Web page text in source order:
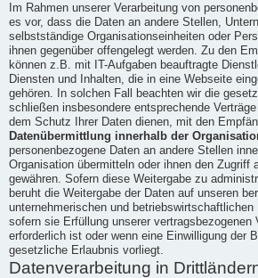
Im Rahmen unserer Verarbeitung von
es vor, dass die Daten an andere Stellen,
selbstständige Organisationseinheiten oder
ihnen gegenüber offengelegt werden. Zu den
können z.B. mit IT-Aufgaben beauftragte
Diensten und Inhalten, die in eine Webseite
gehören. In solchen Fall beachten wir die
schließen insbesondere entsprechende
dem Schutz Ihrer Daten dienen, mit den
Datenübermittlung innerhalb der
personenbezogene Daten an andere Stellen
Organisation übermitteln oder ihnen den Zugriff
gewähren. Sofern diese Weitergabe zu
beruht die Weitergabe der Daten auf unseren
unternehmerischen und betriebswirtschaftlichen
sofern sie Erfüllung unserer vertragsbezogenen
erforderlich ist oder wenn eine Einwilligung der
gesetzliche Erlaubnis vorliegt.
Datenverarbeitung in